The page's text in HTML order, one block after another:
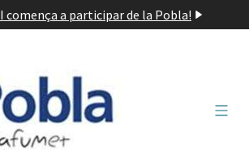
I comença a participar de la Pobla!